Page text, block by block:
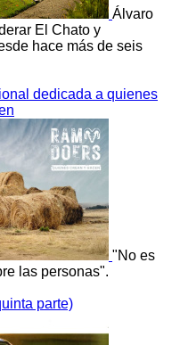
Álvaro
El Chato y
hace más de seis
dedicada a quienes
"No es
las personas".
parte)